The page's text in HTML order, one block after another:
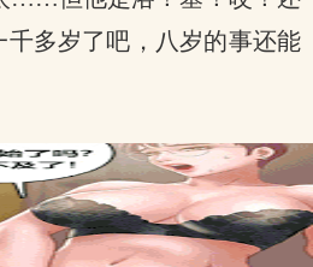
多岁了吧，八岁的事还能